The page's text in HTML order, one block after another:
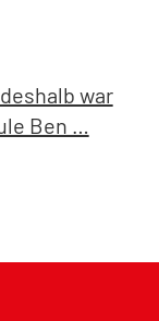
war
Ben …